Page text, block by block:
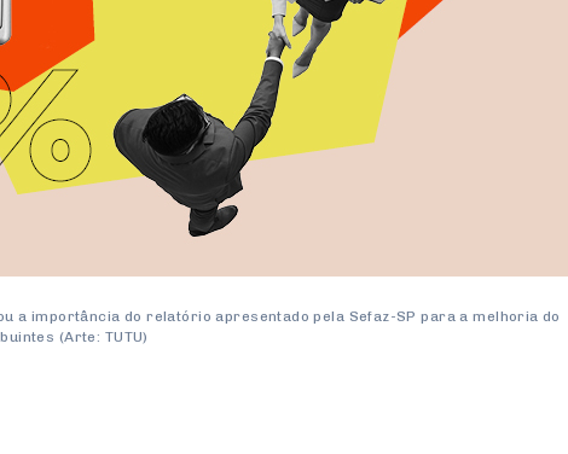
a importância do relatório apresentado pela Sefaz-SP para a melhoria do
(Arte: TUTU)